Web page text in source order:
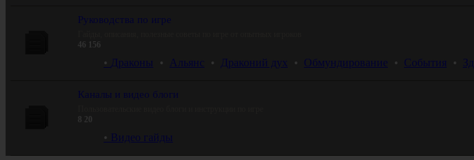
Руководства по игре
46
156
Драконы • Альянс • Драконий дух • Обмундирование • События •
Каналы и видео блоги
20
Видео гайды